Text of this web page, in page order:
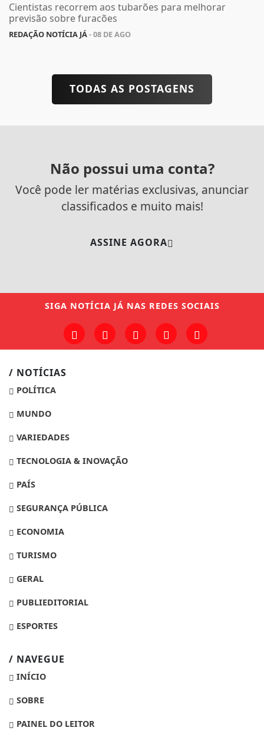
Cientistas recorrem aos tubarões para melhorar
previsão sobre furacões
REDAÇÃO NOTÍCIA JÁ- 08 DE AGO
TODAS AS POSTAGENS
Não possui uma conta?
Você pode ler matérias exclusivas, anunciar
classificados e muito mais!
ASSINE AGORA
SIGA NOTÍCIA JÁ NAS REDES SOCIAIS
/ NOTÍCIAS
POLÍTICA
MUNDO
VARIEDADES
TECNOLOGIA & INOVAÇÃO
PAÍS
SEGURANÇA PÚBLICA
ECONOMIA
TURISMO
GERAL
PUBLIEDITORIAL
ESPORTES
/ NAVEGUE
INÍCIO
SOBRE
PAINEL DO LEITOR